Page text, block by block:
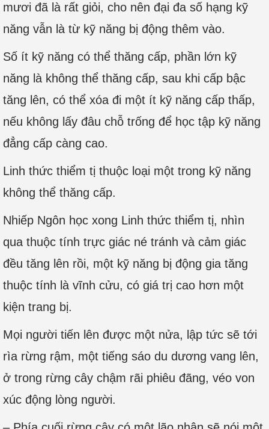
mươi đã là rất giỏi, cho nên đại đa số hạng kỹ
năng vẫn là từ kỹ năng bị động thêm vào.
Số ít kỹ năng có thể thăng cấp, phần lớn kỹ
năng là không thể thăng cấp, sau khi cấp bậc
tăng lên, có thể xóa đi một ít kỹ năng cấp thấp,
nếu không lấy đâu chỗ trống để học tập kỹ năng
đẳng cấp càng cao.
Linh thức thiểm tị thuộc loại một trong kỹ năng
không thể thăng cấp.
Nhiếp Ngôn học xong Linh thức thiểm tị, nhìn
qua thuộc tính trực giác né tránh và cảm giác
đều tăng lên rồi, một kỹ năng bị động gia tăng
thuộc tính là vĩnh cửu, có giá trị cao hơn một
kiện trang bị.
Mọi người tiến lên được một nửa, lập tức sẽ tới
rìa rừng rậm, một tiếng sáo du dương vang lên,
ở trong rừng cây chậm rãi phiêu đãng, véo von
xúc động lòng người.